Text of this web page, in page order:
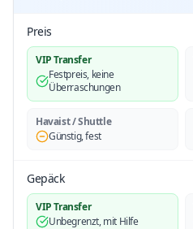
Preis
VIP Transfer
Festpreis, keine
Überraschungen
Havaist / Shuttle
Günstig, fest
Gepäck
VIP Transfer
Unbegrenzt, mit Hilfe